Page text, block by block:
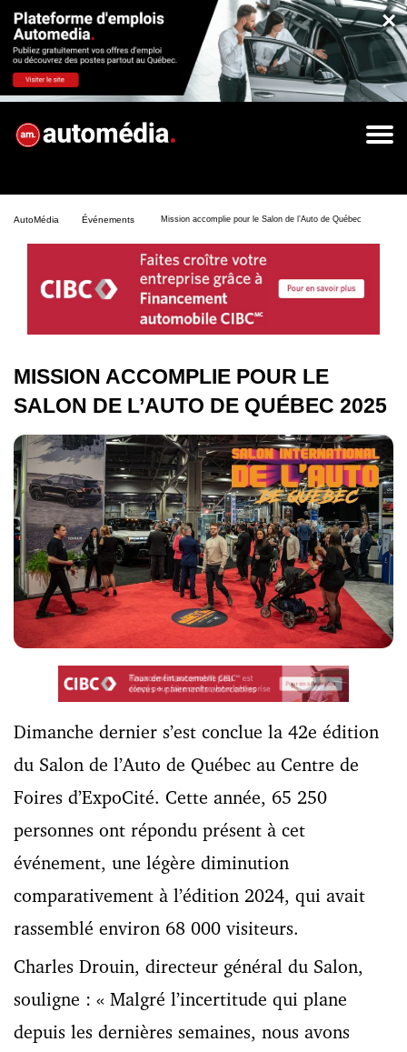
×
AutoMédia Événements Mission accomplie pour le Salon de l’Auto de Québec 2025
MISSION ACCOMPLIE POUR LE
SALON DE L’AUTO DE QUÉBEC 2025
Dimanche dernier s’est conclue la 42e édition
du Salon de l’Auto de Québec au Centre de
Foires d’ExpoCité. Cette année, 65 250
personnes ont répondu présent à cet
événement, une légère diminution
comparativement à l’édition 2024, qui avait
rassemblé environ 68 000 visiteurs.
Charles Drouin, directeur général du Salon,
souligne : « Malgré l’incertitude qui plane
depuis les dernières semaines, nous avons